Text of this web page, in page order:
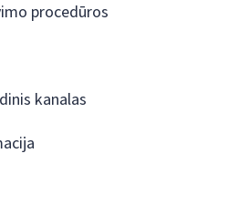
procedūros
kanalas